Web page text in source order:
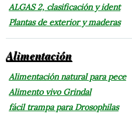
ALGAS 2, clasificación y ident
Plantas de exterior y maderas
Alimentación
Alimentación natural para pece
Alimento vivo Grindal
fácil trampa para Drosophilas